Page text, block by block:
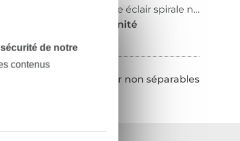
Fermeture éclair spirale non séparable 20 cm doré
4,03 € / unité
Retour Fermetures Éclair non séparables
de notre
contenus